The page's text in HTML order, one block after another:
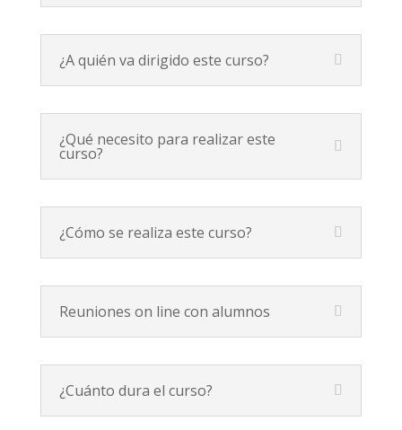
¿A quién va dirigido este curso?
¿Qué necesito para realizar este
curso?
¿Cómo se realiza este curso?
Reuniones on line con alumnos
¿Cuánto dura el curso?